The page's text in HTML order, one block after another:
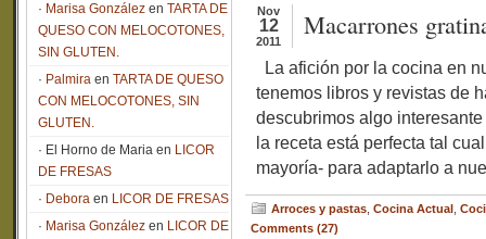
Marisa González en TARTA DE
QUESO CON MELOCOTONES,
SIN GLUTEN.
Palmira en TARTA DE QUESO
CON MELOCOTONES, SIN
GLUTEN.
El Horno de Maria en LICOR
DE FRESAS
Debora en LICOR DE FRESAS
Marisa González en LICOR DE
Nov
12
2011
Macarrones
La afición por la cocina en
tenemos libros y revistas de
descubrimos algo
la receta está perfecta tal
mayoría- para adaptarlo a
Arroces y pastas Cocina Actual
Comments (27)